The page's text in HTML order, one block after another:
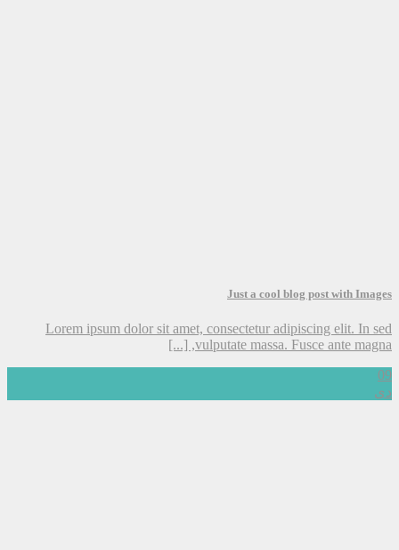
Just a cool blog post with Images
Lorem ipsum dolor sit amet, consectetur adipiscing elit. In sed
vulputate massa. Fusce ante magna, [...]
09
دی